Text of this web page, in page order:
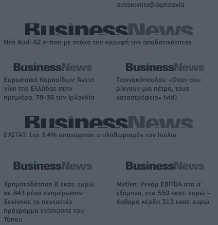
αυτοκινητοβιομηχανία
Νέο Audi A2 e-tron με στόχο την κορυφή της αποδοτικότητας
Ευρωπαϊκό Κορασίδων: Άνετη
νίκη της Ελλάδας στην
πρεμιέρα, 78-36 την Ιρλανδία
Γιαννακόπουλος: «Όταν σου
ρίχνουν μια πέτρα, τους
καταστρέφεις» (vid)
ΕΛΣΤΑΤ: Στο 3,4% υποχώρησε ο πληθωρισμός τον Ιούλιο
Χρηματοδότηση 8 εκατ. ευρώ
σε 843 μέσα ενημέρωσης-
Ξεκίνησε το πενταετές
πρόγραμμα ενίσχυσης του
Τύπου
Metlen: Ρεκόρ EBITDA στο α'
εξάμηνο, στα 550 εκατ. ευρώ –
Καθαρά κέρδη 313 εκατ. ευρώ